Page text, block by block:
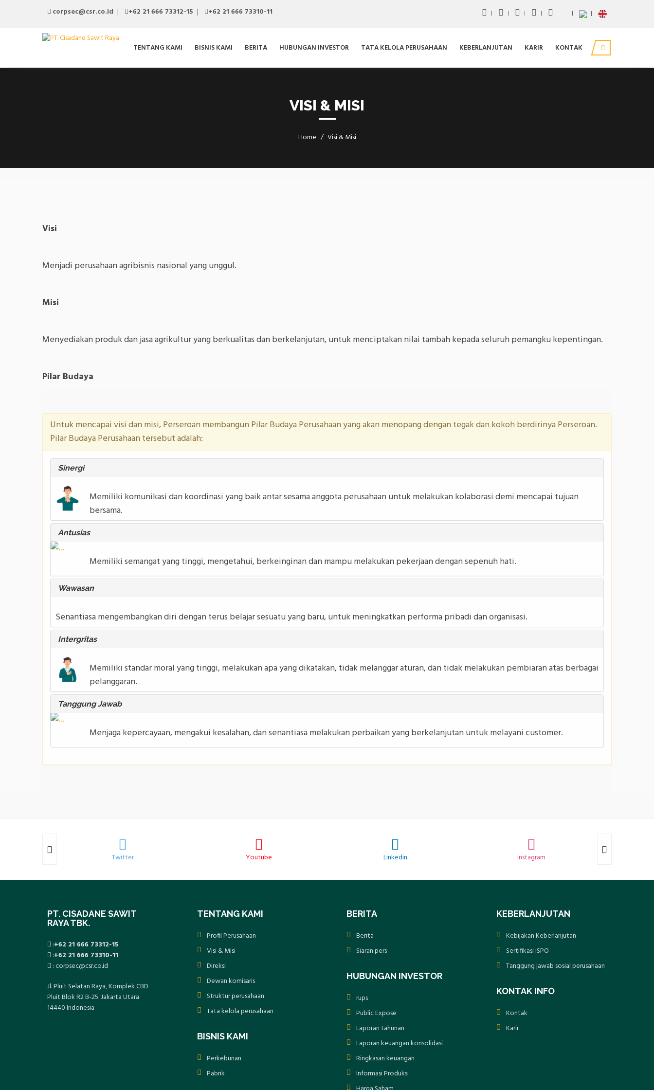
corpsec@csr.co.id +62 21 666 73312-15 +62 21 666 73310-11
TENTANG KAMI BISNIS KAMI BERITA HUBUNGAN INVESTOR TATA KELOLA PERUSAHAAN KEBERLANJUTAN KARIR KONTAK
VISI & MISI
Home Visi & Misi
Visi
Menjadi perusahaan agribisnis nasional yang unggul.
Misi
Menyediakan produk dan jasa agrikultur yang berkualitas dan berkelanjutan, untuk menciptakan nilai tambah kepada seluruh pemangku kepentingan.
Pilar Budaya
Untuk mencapai visi dan misi, Perseroan membangun Pilar Budaya Perusahaan yang akan menopang dengan tegak dan kokoh berdirinya Perseroan.
Pilar Budaya Perusahaan tersebut adalah:
Sinergi
Memiliki komunikasi dan koordinasi yang baik antar sesama anggota perusahaan untuk melakukan kolaborasi demi mencapai tujuan
bersama.
Antusias
Memiliki semangat yang tinggi, mengetahui, berkeinginan dan mampu melakukan pekerjaan dengan sepenuh hati.
Wawasan
Senantiasa mengembangkan diri dengan terus belajar sesuatu yang baru, untuk meningkatkan performa pribadi dan organisasi.
Intergritas
Memiliki standar moral yang tinggi, melakukan apa yang dikatakan, tidak melanggar aturan, dan tidak melakukan pembiaran atas berbagai
pelanggaran.
Tanggung Jawab
Menjaga kepercayaan, mengakui kesalahan, dan senantiasa melakukan perbaikan yang berkelanjutan untuk melayani customer.
Twitter Youtube Linkedin Instagram
PT. CISADANE SAWIT
RAYA TBK.
:+62 21 666 73312-15
:+62 21 666 73310-11
: corpsec@csr.co.id
Jl. Pluit Selatan Raya, Komplek CBD
Pluit Blok R2 B-25. Jakarta Utara
14440 Indonesia
TENTANG KAMI
Profil Perusahaan
Visi & Misi
Direksi
Dewan komisaris
Struktur perusahaan
Tata kelola perusahaan
BISNIS KAMI
Perkebunan
Pabrik
BERITA
Berita
Siaran pers
HUBUNGAN INVESTOR
rups
Public Expose
Laporan tahunan
Laporan keuangan konsolidasi
Ringkasan keuangan
Informasi Produksi
KEBERLANJUTAN
Kebijakan Keberlanjutan
Sertifikasi ISPO
Tanggung jawab sosial perusahaan
KONTAK INFO
Kontak
Karir